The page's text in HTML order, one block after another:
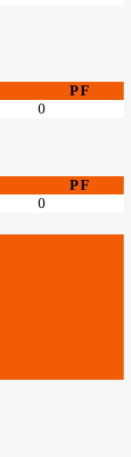
PF
0
PF
0